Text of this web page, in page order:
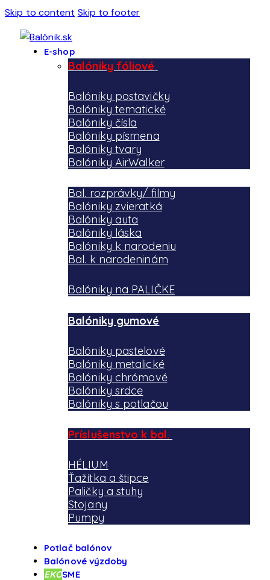
Skip to content Skip to footer
E-shop
Balóniky fóliové
Balóniky postavičky
Balóniky tematické
Balóniky čísla
Balóniky písmena
Balóniky tvary
Balóniky AirWalker
Bal. rozprávky/ filmy
Balóniky zvieratká
Balóniky auta
Balóniky láska
Balóniky k narodeniu
Bal. k narodeninám
Balóniky na PALIČKE
Balóniky gumové
Balóniky pastelové
Balóniky metalické
Balóniky chrómové
Balóniky srdce
Balóniky s potlačou
Príslušenstvo k bal.
HÉLIUM
Ťažítka a štipce
Paličky a stuhy
Stojany
Pumpy
Potlač balónov
Balónové výzdoby
EKOSME